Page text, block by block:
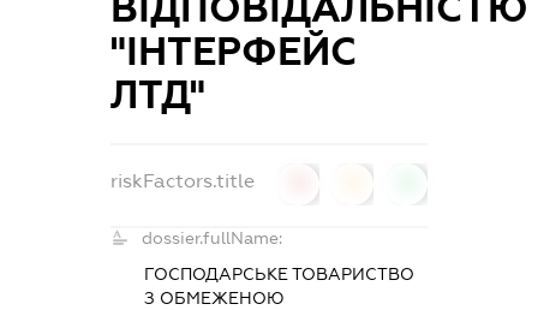
"ІНТЕРФЕЙС
ЛТД"
riskFactors.title
dossier.fullName:
ГОСПОДАРСЬКЕ ТОВАРИСТВО
З ОБМЕЖЕНОЮ